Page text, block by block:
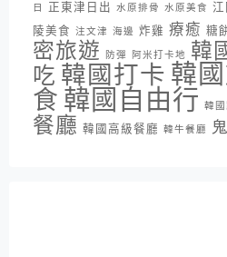
日
正東津日出 水原排骨 水原美食 江
陵美食 注文津 海邊 炸雞 療癒 糖
密旅遊
防彈 阿米打卡地 韓
吃 韓國打卡 韓
食 韓國自由行 韓國
餐廳 韓國高級餐廳 韓牛餐廳